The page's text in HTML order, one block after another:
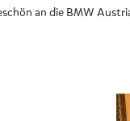
an die BMW